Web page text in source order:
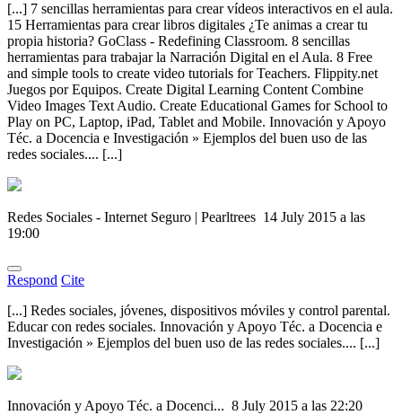
[...] 7 sencillas herramientas para crear vídeos interactivos en el aula.
15 Herramientas para crear libros digitales ¿Te animas a crear tu
propia historia? GoClass - Redefining Classroom. 8 sencillas
herramientas para trabajar la Narración Digital en el Aula. 8 Free
and simple tools to create video tutorials for Teachers. Flippity.net
Juegos por Equipos. Create Digital Learning Content Combine
Video Images Text Audio. Create Educational Games for School to
Play on PC, Laptop, iPad, Tablet and Mobile. Innovación y Apoyo
Téc. a Docencia e Investigación » Ejemplos del buen uso de las
redes sociales.... [...]
Redes Sociales - Internet Seguro | Pearltrees 14 July 2015 a las
19:00
Respond Cite
[...] Redes sociales, jóvenes, dispositivos móviles y control parental.
Educar con redes sociales. Innovación y Apoyo Téc. a Docencia e
Investigación » Ejemplos del buen uso de las redes sociales.... [...]
Innovación y Apoyo Téc. a Docenci... 8 July 2015 a las 22:20